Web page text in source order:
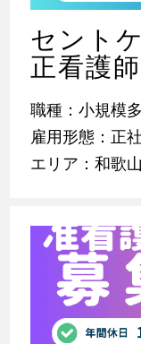
セント
正看護
職種：小規模
雇用形態：正
エリア：和歌